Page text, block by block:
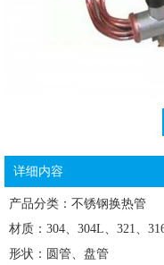
详细内容
产品分类：不锈钢换热管
材质：304、304L、321、
形状：圆管、盘管